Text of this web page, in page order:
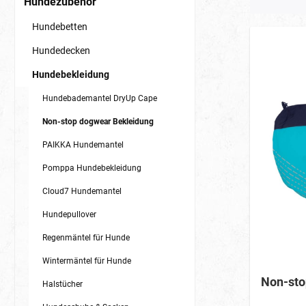
Hundebetten
Hundedecken
Hundebekleidung
Hundebademantel DryUp Cape
Non-stop dogwear Bekleidung
PAIKKA Hundemantel
Pomppa Hundebekleidung
Cloud7 Hundemantel
Hundepullover
Regenmäntel für Hunde
Wintermäntel für Hunde
Halstücher Non-